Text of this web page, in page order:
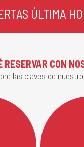
ÚLTIMA
RESERVAR CON
las claves de